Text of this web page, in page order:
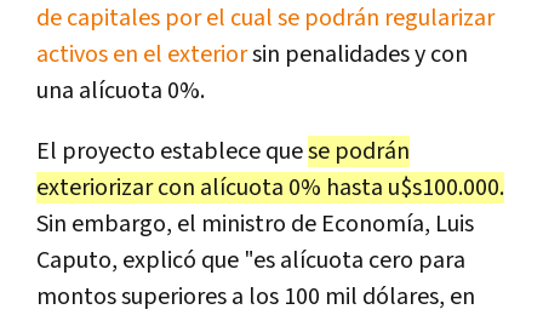
de capitales por el cual se podrán regularizar
activos en el exteriorsin penalidades y con
una alícuota 0%.
El proyecto establece quese podrán
exteriorizar con alícuota 0% hasta u$s100.000.
Sin embargo, el ministro de Economía, Luis
Caputo, explicó que "es alícuota cero para
montos superiores a los 100 mil dólares, en